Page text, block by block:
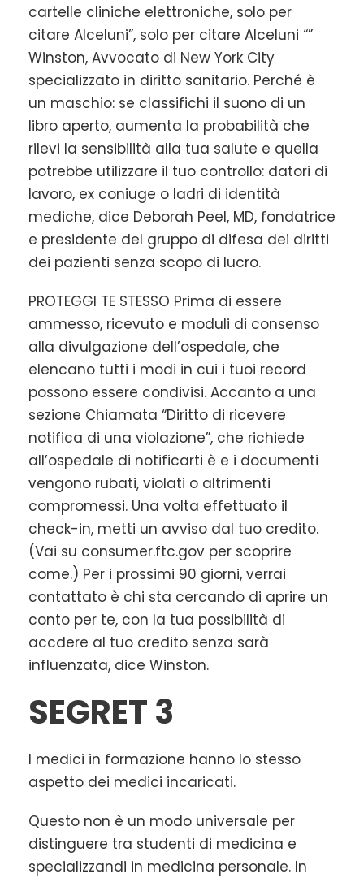
cartelle cliniche elettroniche, solo per
citare Alceluni”, solo per citare Alceluni “”
Winston, Avvocato di New York City
specializzato in diritto sanitario. Perché è
un maschio: se classifichi il suono di un
libro aperto, aumenta la probabilità che
rilevi la sensibilità alla tua salute e quella
potrebbe utilizzare il tuo controllo: datori di
lavoro, ex coniuge o ladri di identità
mediche, dice Deborah Peel, MD, fondatrice
e presidente del gruppo di difesa dei diritti
dei pazienti senza scopo di lucro.
PROTEGGI TE STESSO Prima di essere
ammesso, ricevuto e moduli di consenso
alla divulgazione dell’ospedale, che
elencano tutti i modi in cui i tuoi record
possono essere condivisi. Accanto a una
sezione Chiamata “Diritto di ricevere
notifica di una violazione”, che richiede
all’ospedale di notificarti è e i documenti
vengono rubati, violati o altrimenti
compromessi. Una volta effettuato il
check-in, metti un avviso dal tuo credito.
(Vai su consumer.ftc.gov per scoprire
come.) Per i prossimi 90 giorni, verrai
contattato è chi sta cercando di aprire un
conto per te, con la tua possibilità di
accdere al tuo credito senza sarà
influenzata, dice Winston.
SEGRET 3
I medici in formazione hanno lo stesso
aspetto dei medici incaricati.
Questo non è un modo universale per
distinguere tra studenti di medicina e
specializzandi in medicina personale. In